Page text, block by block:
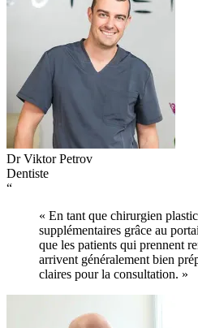
Dr Viktor Petrov
Dentiste
“
« En tant que chirurgien
supplémentaires grâce au
que les patients qui prennent
arrivent généralement bien
claires pour la consultation. »